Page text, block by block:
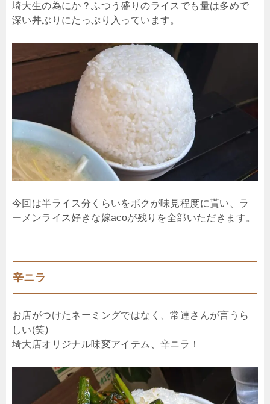
埼大生の為にか？ふつう盛りのライスでも量は多めで
深い丼ぶりにたっぷり入っています。
今回は半ライス分くらいをボクが味見程度に貰い、ラ
ーメンライス好きな嫁acoが残りを全部いただきます。
辛ニラ
お店がつけたネーミングではなく、常連さんが言うら
しい(笑)
埼大店オリジナル味変アイテム、辛ニラ！